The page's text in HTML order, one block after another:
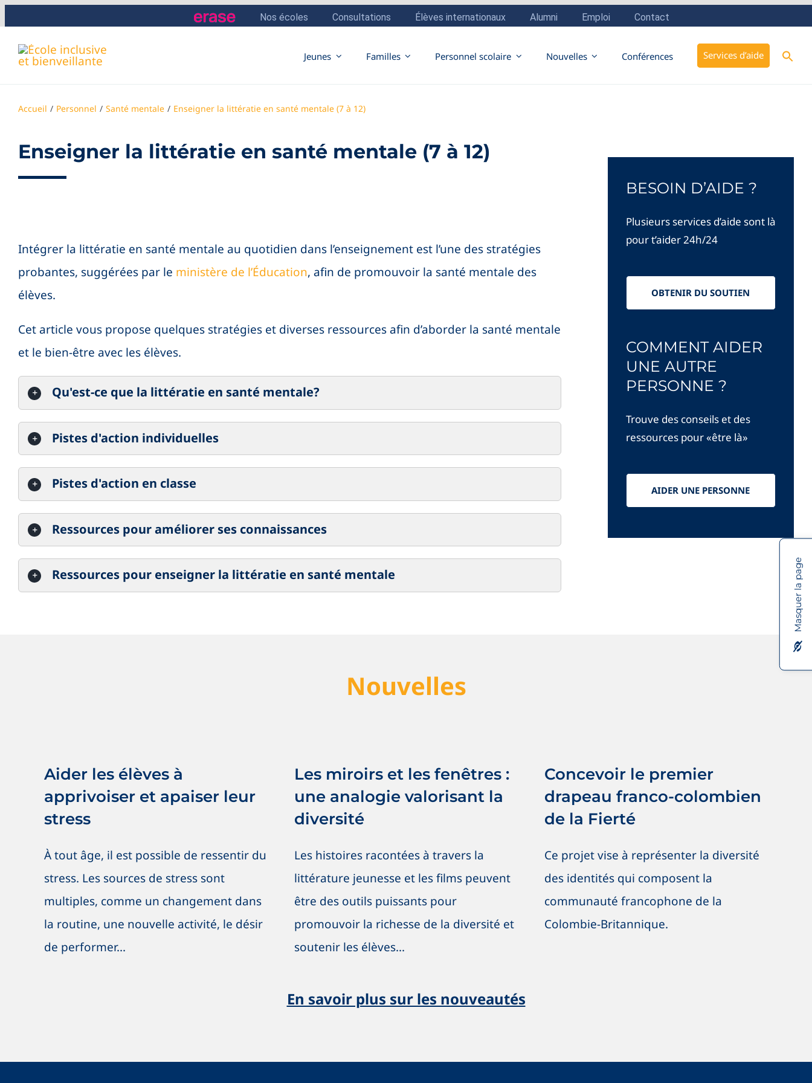
Jeunes Familles Personnel scolaire Nouvelles Conférences Services d’aide
Accueil Personnel Santé mentale Enseigner la littératie en santé mentale (7 à 12)
Enseigner la littératie en santé mentale (7 à 12)
Intégrer la littératie en santé mentale au quotidien dans l’enseignement est l’une des stratégies
probantes, suggérées par le ministère de l’Éducation, afin de promouvoir la santé mentale des
élèves.
Cet article vous propose quelques stratégies et diverses ressources afin d’aborder la santé mentale
et le bien-être avec les élèves.
Qu'est-ce que la littératie en santé mentale?
Pistes d'action individuelles
Pistes d'action en classe
Ressources pour améliorer ses connaissances
Ressources pour enseigner la littératie en santé mentale
BESOIN D’AIDE ?
Plusieurs services d’aide sont là
pour t’aider 24h/24
OBTENIR DU SOUTIEN
COMMENT AIDER
UNE AUTRE
PERSONNE ?
Trouve des conseils et des
ressources pour «être là»
AIDER UNE PERSONNE
Nouvelles
Aider les élèves à
apprivoiser et apaiser leur
stress
À tout âge, il est possible de ressentir du
stress. Les sources de stress sont
multiples, comme un changement dans
la routine, une nouvelle activité, le désir
de performer...
SOGI / OSIG
Les miroirs et les fenêtres :
une analogie valorisant la
diversité
Les histoires racontées à travers la
littérature jeunesse et les films peuvent
être des outils puissants pour
promouvoir la richesse de la diversité et
soutenir les élèves...
Concevoir le premier
drapeau franco-colombien
de la Fierté
Ce projet vise à représenter la diversité
des identités qui composent la
communauté francophone de la
Colombie-Britannique.
En savoir plus sur les nouveautés
Masquer la page